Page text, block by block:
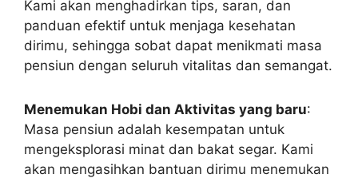
Kami akan menghadirkan tips, saran, dan
panduan efektif untuk menjaga kesehatan
dirimu, sehingga sobat dapat menikmati masa
pensiun dengan seluruh vitalitas dan semangat.
Menemukan Hobi dan Aktivitas yang baru:
Masa pensiun adalah kesempatan untuk
mengeksplorasi minat dan bakat segar. Kami
akan mengasihkan bantuan dirimu menemukan